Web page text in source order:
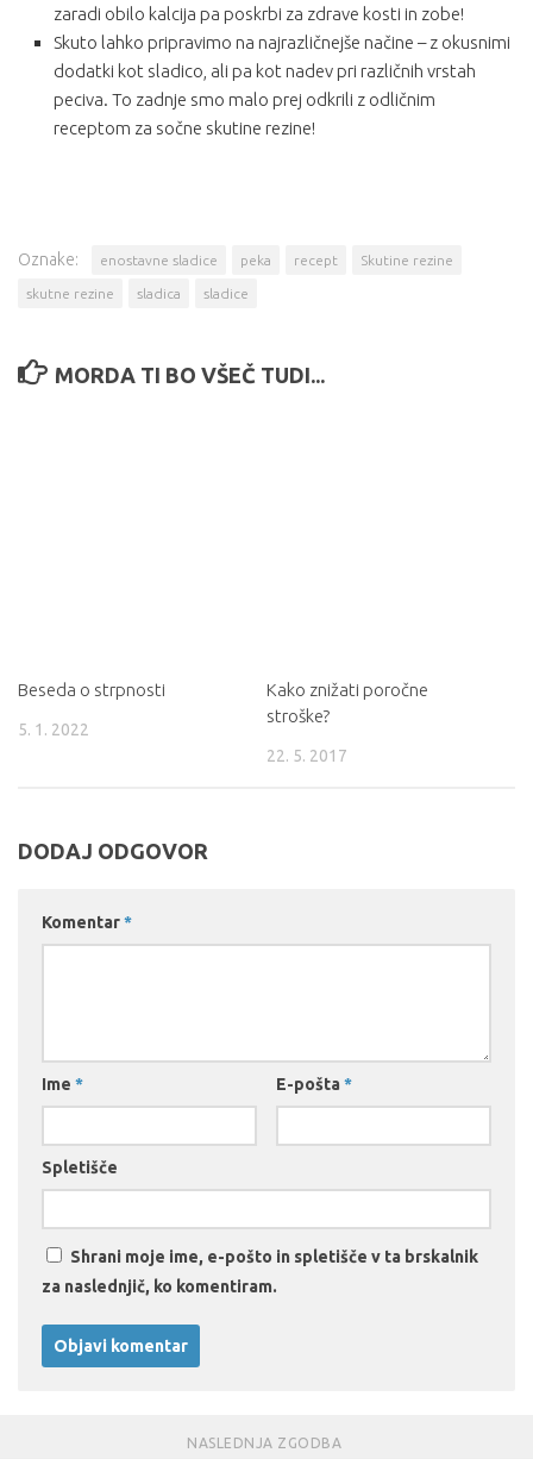
zaradi obilo kalcija pa poskrbi za zdrave kosti in zobe!
Skuto lahko pripravimo na najrazličnejše načine – z okusnimi
dodatki kot sladico, ali pa kot nadev pri različnih vrstah
peciva. To zadnje smo malo prej odkrili z odličnim
receptom za sočne skutine rezine!
Oznake: enostavne sladice peka recept Skutine rezine
skutne rezine sladica sladice
MORDA TI BO VŠEČ TUDI...
Beseda o strpnosti
5. 1. 2022
Kako znižati poročne
stroške?
22. 5. 2017
DODAJ ODGOVOR
Komentar*
Ime * E-pošta *
Spletišče
Shrani moje ime, e-pošto in spletišče v ta brskalnik
za naslednjič, ko komentiram.
NASLEDNJA ZGODBA